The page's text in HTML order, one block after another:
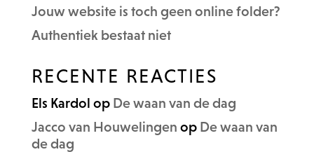
Jouw website is toch geen online folder?
Authentiek bestaat niet
RECENTE REACTIES
Els Kardol op De waan van de dag
Jacco van Houwelingen op De waan van
de dag